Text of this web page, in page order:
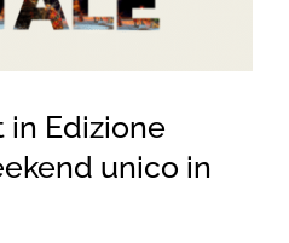
in Edizione
unico in